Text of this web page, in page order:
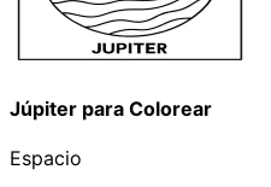
Júpiter para Colorear
Espacio